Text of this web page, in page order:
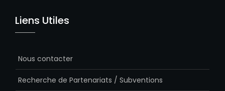
Liens Utiles
Nous contacter
Recherche de Partenariats / Subventions